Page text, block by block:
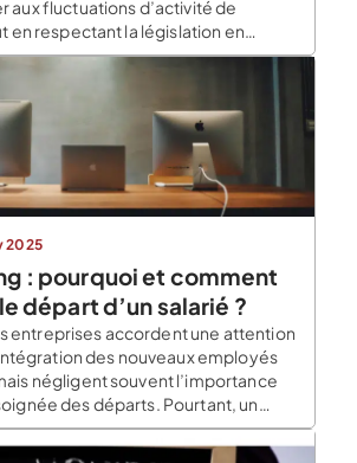
aux fluctuations d’activité de
en respectant la législation en
en détail son fonctionnement,
les points clés à surveiller. Qu’est-
du temps de travail ?
du temps de travail est […]
2025
: pourquoi et comment
départ d’un salarié ?
entreprises accordent une attention
des nouveaux employés
négligent souvent l’importance
des départs. Pourtant, un
structuré est tout aussi crucial pour
et la réputation de